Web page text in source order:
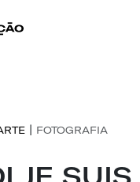
| FOTOGRAFIA